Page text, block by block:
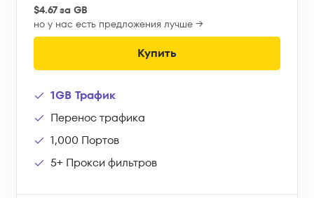
$4.67 за GB
но у нас есть предложения лучше →
Купить
1GB Трафик
Перенос трафика
1,000 Портов
5+ Прокси фильтров